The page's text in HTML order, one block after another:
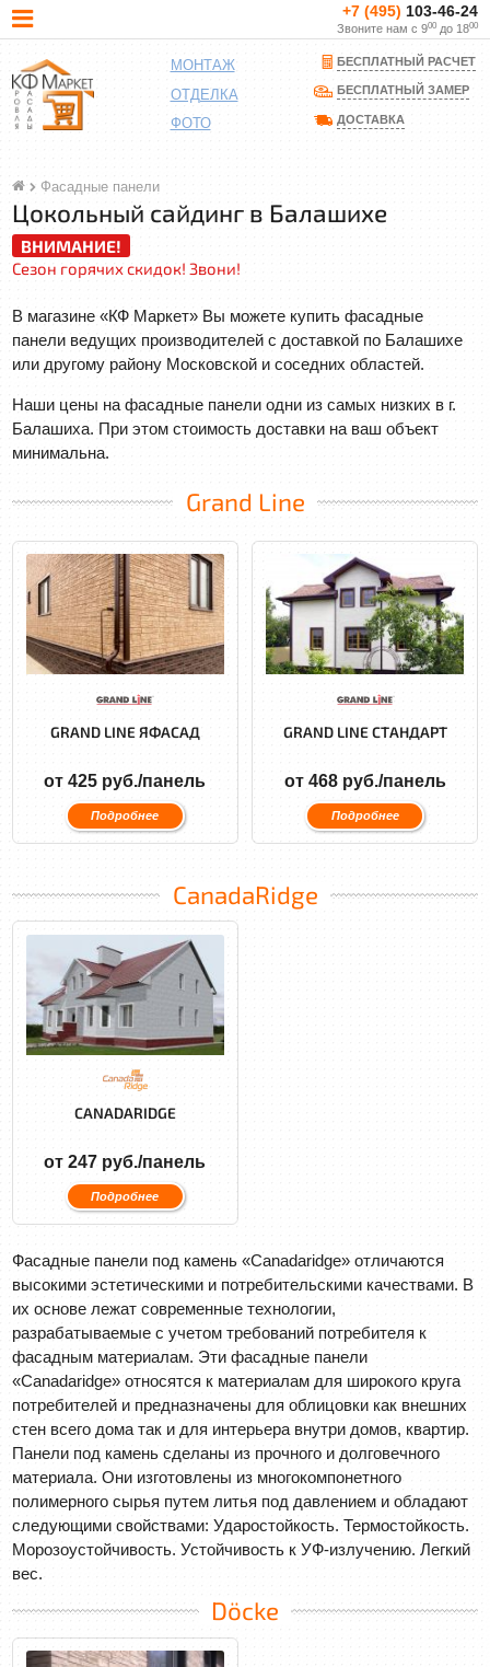
+7 (495) 103-46-24
Звоните нам с 900до 1800
МОНТАЖ
ОТДЕЛКА
ФОТО
БЕСПЛАТНЫЙ РАСЧЕТ
БЕСПЛАТНЫЙ ЗАМЕР
ДОСТАВКА
Фасадные панели
Цокольный сайдинг в Балашихе
ВНИМАНИЕ!
Сезон горячих скидок! Звони!
В магазине «КФ Маркет» Вы можете купить фасадные
панели ведущих производителей с доставкой по Балашихе
или другому району Московской и соседних областей.
Наши цены на фасадные панели одни из самых низких в г.
Балашиха. При этом стоимость доставки на ваш объект
минимальна.
Grand Line
GRAND LINE ЯФАСАД
от 425 руб./панель
Подробнее
GRAND LINE СТАНДАРТ
от 468 руб./панель
Подробнее
CanadaRidge
CANADARIDGE
от 247 руб./панель
Подробнее
Фасадные панели под камень «Саnadaridge» отличаются
высокими эстетическими и потребительскими качествами. В
их основе лежат современные технологии,
разрабатываемые с учетом требований потребителя к
фасадным материалам. Эти фасадные панели
«Саnadaridge» относятся к материалам для широкого круга
потребителей и предназначены для облицовки как внешних
стен всего дома так и для интерьера внутри домов, квартир.
Панели под камень сделаны из прочного и долговечного
материала. Они изготовлены из многокомпонетного
полимерного сырья путем литья под давлением и обладают
следующими свойствами: Ударостойкость. Термостойкость.
Морозоустойчивость. Устойчивость к УФ-излучению. Легкий
вес.
Döcke